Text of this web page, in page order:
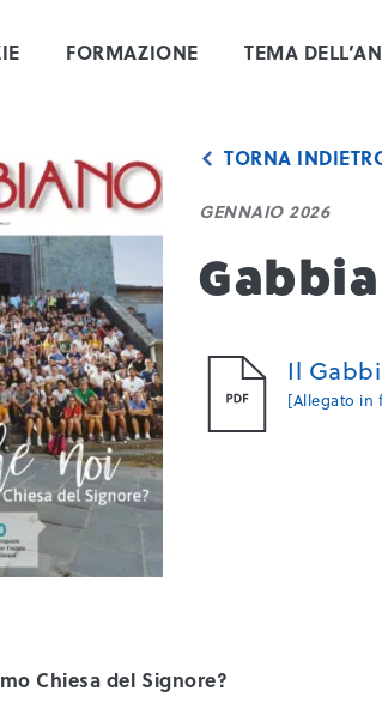
FORMAZIONE TEMA
TORNA
GENNAIO 2026
Il
[Allegato in
Chiesa del Signore?